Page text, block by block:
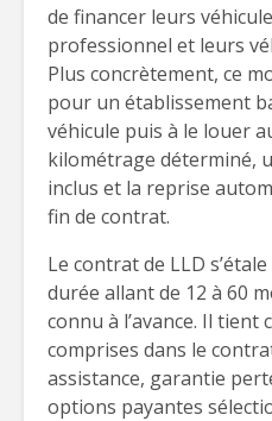
de financer leurs
professionnel et leurs
Plus concrètement, ce
pour un établissement
véhicule puis à le louer
kilométrage déterminé,
inclus et la reprise
fin de contrat.
Le contrat de LLD
durée allant de 12 à 60
connu à l’avance. Il
comprises dans le
assistance, garantie
options payantes